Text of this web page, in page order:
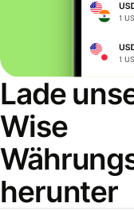
Lade
Wise
herunter